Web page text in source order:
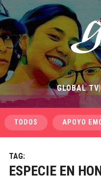
GLOBAL TV
TODOS APOYO
TAG:
ESPECIE EN